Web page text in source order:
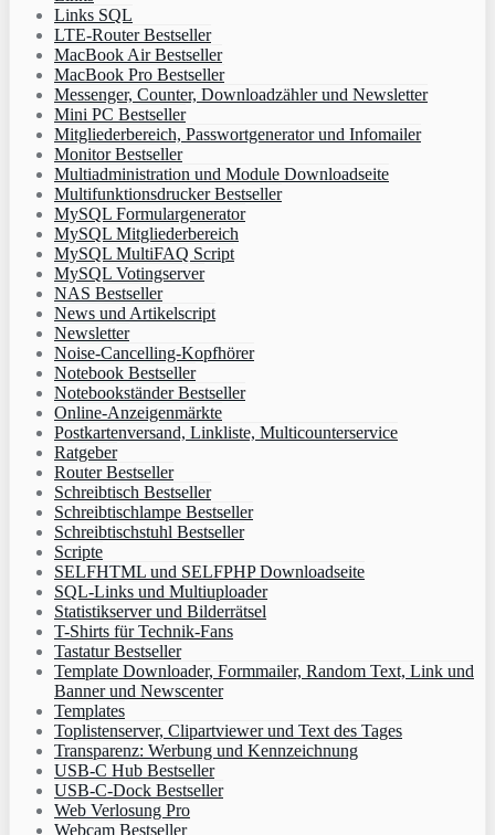
Links SQL
LTE-Router Bestseller
MacBook Air Bestseller
MacBook Pro Bestseller
Messenger, Counter, Downloadzähler und Newsletter
Mini PC Bestseller
Mitgliederbereich, Passwortgenerator und Infomailer
Monitor Bestseller
Multiadministration und Module Downloadseite
Multifunktionsdrucker Bestseller
MySQL Formulargenerator
MySQL Mitgliederbereich
MySQL MultiFAQ Script
MySQL Votingserver
NAS Bestseller
News und Artikelscript
Newsletter
Noise-Cancelling-Kopfhörer
Notebook Bestseller
Notebookständer Bestseller
Online-Anzeigenmärkte
Postkartenversand, Linkliste, Multicounterservice
Ratgeber
Router Bestseller
Schreibtisch Bestseller
Schreibtischlampe Bestseller
Schreibtischstuhl Bestseller
Scripte
SELFHTML und SELFPHP Downloadseite
SQL-Links und Multiuploader
Statistikserver und Bilderrätsel
T-Shirts für Technik-Fans
Tastatur Bestseller
Template Downloader, Formmailer, Random Text, Link und
Banner und Newscenter
Templates
Toplistenserver, Clipartviewer und Text des Tages
Transparenz: Werbung und Kennzeichnung
USB-C Hub Bestseller
USB-C-Dock Bestseller
Web Verlosung Pro
Webcam Bestseller